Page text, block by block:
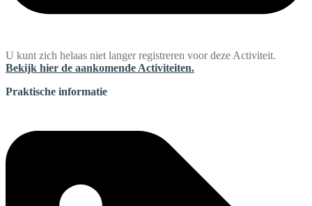
U kunt zich helaas niet langer registreren voor deze Activiteit.
Bekijk hier de aankomende Activiteiten.
Praktische informatie